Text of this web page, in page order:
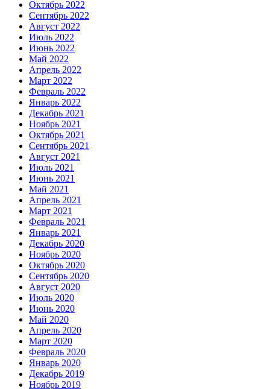
Октябрь 2022
Сентябрь 2022
Август 2022
Июль 2022
Июнь 2022
Май 2022
Апрель 2022
Март 2022
Февраль 2022
Январь 2022
Декабрь 2021
Ноябрь 2021
Октябрь 2021
Сентябрь 2021
Август 2021
Июль 2021
Июнь 2021
Май 2021
Апрель 2021
Март 2021
Февраль 2021
Январь 2021
Декабрь 2020
Ноябрь 2020
Октябрь 2020
Сентябрь 2020
Август 2020
Июль 2020
Июнь 2020
Май 2020
Апрель 2020
Март 2020
Февраль 2020
Январь 2020
Декабрь 2019
Ноябрь 2019